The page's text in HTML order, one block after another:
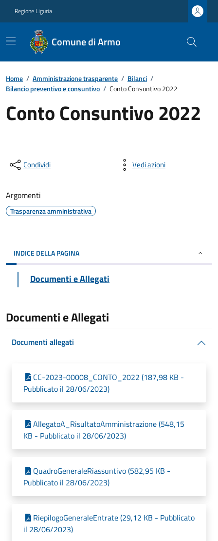
Regione Liguria
Comune di Armo
Home / Amministrazione trasparente / Bilanci /
Bilancio preventivo e consuntivo / Conto Consuntivo 2022
Conto Consuntivo 2022
Condividi Vedi azioni
Argomenti
Trasparenza amministrativa
INDICE DELLA PAGINA
Documenti e Allegati
Documenti e Allegati
Documenti allegati
CC-2023-00008_CONTO_2022 (187,98 KB -
Pubblicato il 28/06/2023)
AllegatoA_RisultatoAmministrazione (548,15
KB - Pubblicato il 28/06/2023)
QuadroGeneraleRiassuntivo (582,95 KB -
Pubblicato il 28/06/2023)
RiepilogoGeneraleEntrate (29,12 KB - Pubblicato
il 28/06/2023)